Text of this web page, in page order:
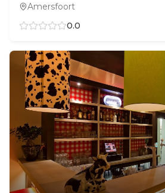
Amersfoort
0.0